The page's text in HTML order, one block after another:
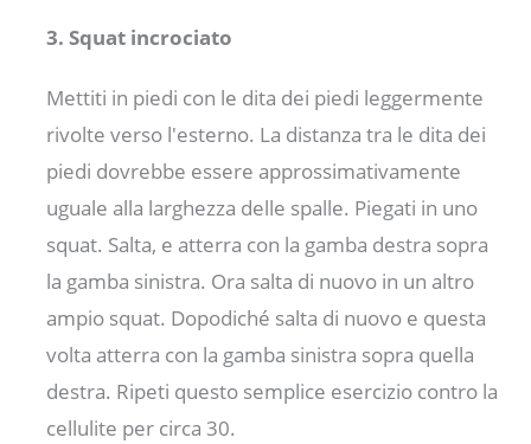
3. Squat incrociato
Mettiti in piedi con le dita dei piedi leggermente
rivolte verso l'esterno. La distanza tra le dita dei
piedi dovrebbe essere approssimativamente
uguale alla larghezza delle spalle. Piegati in uno
squat. Salta, e atterra con la gamba destra sopra
la gamba sinistra. Ora salta di nuovo in un altro
ampio squat. Dopodiché salta di nuovo e questa
volta atterra con la gamba sinistra sopra quella
destra. Ripeti questo semplice esercizio contro la
cellulite per circa 30.